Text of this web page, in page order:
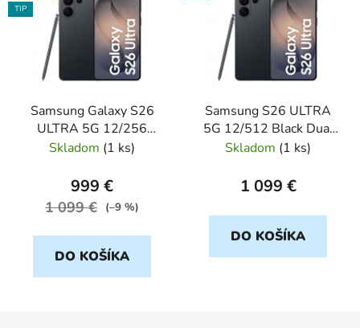
TIP
Samsung Galaxy S26
ULTRA 5G 12/256
Black Dual Sim NOVÝ z
Skladom (1 ks)
999 €
1 099 € (–9 %)
DO KOŠÍKA
Samsung S26 ULTRA
5G 12/512 Black Dual
Sim NOVÝ z výkupu
Skladom (1 ks)
1 099 €
DO KOŠÍKA